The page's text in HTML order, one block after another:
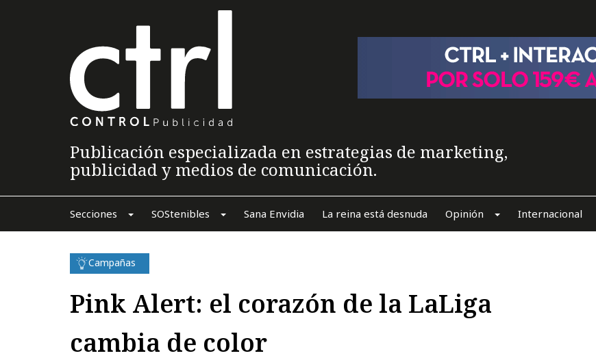
Publicación especializada en estrategias de marketing,
publicidad y medios de comunicación.
Secciones SOStenibles Sana Envidia La reina está desnuda Opinión Internacional
Campañas
Pink Alert: el corazón de la LaLiga
cambia de color